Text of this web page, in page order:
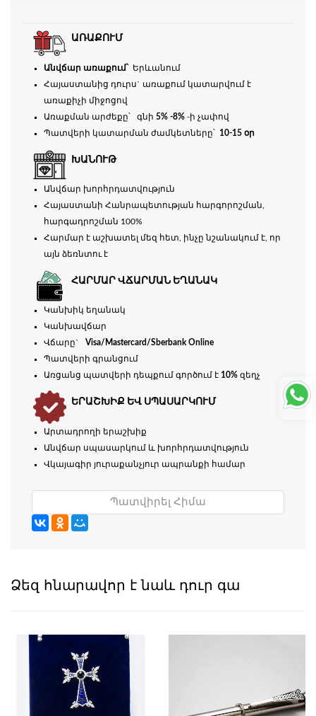
ԱՌԱՔՈՒՄ
Անվճար առաքում՝Երևանում
Հայաստանից դուրս` առաքում կատարվում է
առաքիչի միջոցով
Առաքման արժեքը՝ գնի5% -8% -ի չափով
Պատվերի կատարման ժամկետները՝ 10-15 օր
ԽԱՆՈՒԹ
Անվճար խորհրդատվություն
Հայաստանի Հանրապետության հարգորոշման,
հարգադրոշման 100%
Հարմար է աշխատել մեզ հետ, ինչը նշանակում է, որ
այն ձեռնտու է
ՀԱՐՄԱՐ ՎՃԱՐՄԱՆ ԵՂԱՆԱԿ
Կանխիկ եղանակ
Կանխավճար
Վճարը`Visa/Mastercard/Sberbank Online
Պատվերի գրանցում
Առցանց պատվերի դեպքում գործում է 10% զեղչ
ԵՐԱՇԽԻՔ ԵՎ ՍՊԱՍԱՐԿՈՒՄ
Արտադրողի երաշխիք
Անվճար սպասարկում և խորհրդատվություն
Վկայագիր յուրաքանչյուր ապրանքի համար
Պատվիրել Հիմա
Ձեզ հնարավոր է նաև դուր գա